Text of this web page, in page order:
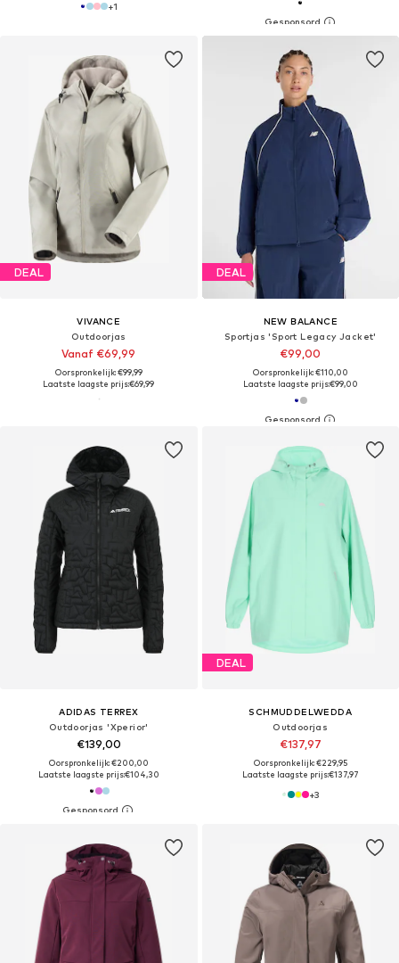
+1
DEAL
VIVANCE
Outdoorjas
Vanaf €69,99
Oorspronkelijk: €99,99
Laatste laagste prijs:€69,99
DEAL
NEW BALANCE
Sportjas 'Sport Legacy Jacket'
€99,00
Oorspronkelijk: €110,00
Laatste laagste prijs:€99,00
ADIDAS TERREX
Outdoorjas 'Xperior'
€139,00
Oorspronkelijk: €200,00
Laatste laagste prijs:€104,30
DEAL
SCHMUDDELWEDDA
Outdoorjas
€137,97
Oorspronkelijk: €229,95
Laatste laagste prijs:€137,97
+3